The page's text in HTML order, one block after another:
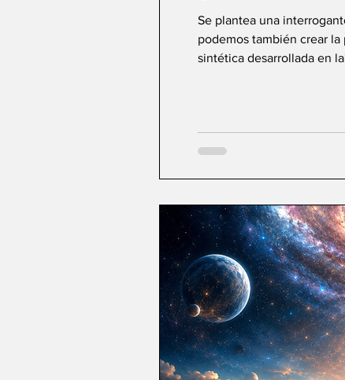
Se plantea una
podemos también crear la
sintética desarrollada en